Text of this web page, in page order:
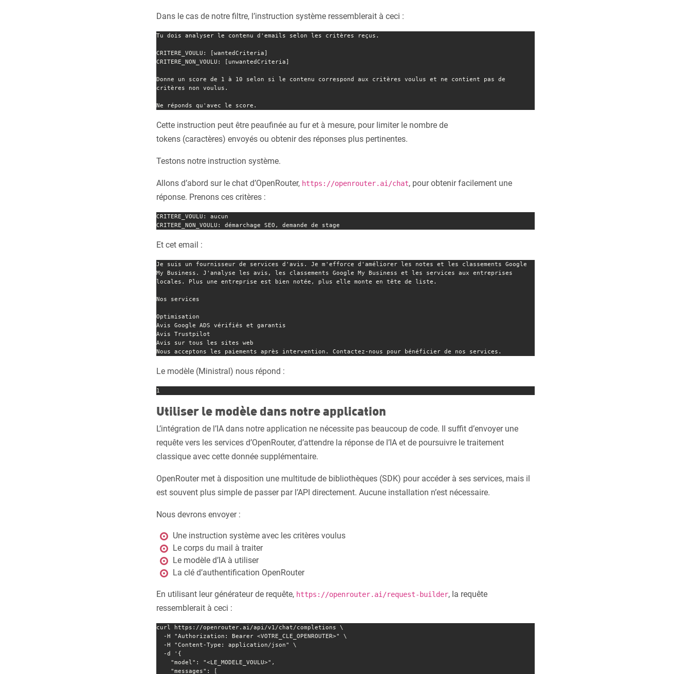
Dans le cas de notre filtre, l’instruction système ressemblerait à ceci :
Tu dois analyser le contenu d'emails selon les critères reçus.
CRITERE_VOULU: [wantedCriteria]
CRITERE_NON_VOULU: [unwantedCriteria]
Donne un score de 1 à 10 selon si le contenu correspond aux critères voulus et ne contient pas de
critères non voulus.
Ne réponds qu'avec le score.
Cette instruction peut être peaufinée au fur et à mesure, pour limiter le nombre de
tokens (caractères) envoyés ou obtenir des réponses plus pertinentes.
Testons notre instruction système.
Allons d’abord sur le chat d’OpenRouter, https://openrouter.ai/chat, pour obtenir facilement une
réponse. Prenons ces critères :
CRITERE_VOULU: aucun
CRITERE_NON_VOULU: démarchage SEO, demande de stage
Et cet email :
Je suis un fournisseur de services d'avis. Je m'efforce d'améliorer les notes et les classements Google
My Business. J'analyse les avis, les classements Google My Business et les services aux entreprises
locales. Plus une entreprise est bien notée, plus elle monte en tête de liste.
Nos services
Optimisation
Avis Google ADS vérifiés et garantis
Avis Trustpilot
Avis sur tous les sites web
Nous acceptons les paiements après intervention. Contactez-nous pour bénéficier de nos services.
Le modèle (Ministral) nous répond :
1
Utiliser le modèle dans notre application
L’intégration de l’IA dans notre application ne nécessite pas beaucoup de code. Il suffit d’envoyer une
requête vers les services d’OpenRouter, d’attendre la réponse de l’IA et de poursuivre le traitement
classique avec cette donnée supplémentaire.
OpenRouter met à disposition une multitude de bibliothèques (SDK) pour accéder à ses services, mais il
est souvent plus simple de passer par l’API directement. Aucune installation n’est nécessaire.
Nous devrons envoyer :
Une instruction système avec les critères voulus
Le corps du mail à traiter
Le modèle d’IA à utiliser
La clé d’authentification OpenRouter
En utilisant leur générateur de requête, https://openrouter.ai/request-builder, la requête
ressemblerait à ceci :
curl https://openrouter.ai/api/v1/chat/completions \